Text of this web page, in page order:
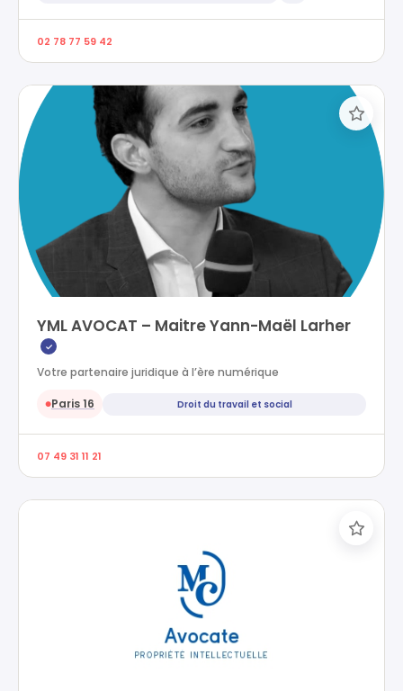
02 78 77 59 42
YML AVOCAT – Maitre Yann-Maël Larher
✓
Votre partenaire juridique à l’ère numérique
●Paris 16 Droit du travail et social
07 49 31 11 21